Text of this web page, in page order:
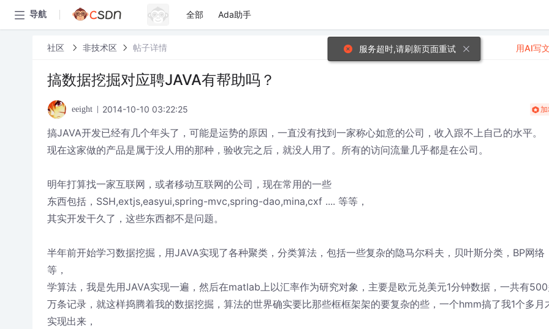
导航 全部 Ada助手
社区 非技术区 帖子详情
搞数据挖掘对应聘JAVA有帮助吗？
eeight 2014-10-10 03:22:25
搞JAVA开发已经有几个年头了，可能是运势的原因，一直没有找到一家称心如意的公司，收入跟不上自己的水平。
现在这家做的产品是属于没人用的那种，验收完之后，就没人用了。所有的访问流量几乎都是在公司。
明年打算找一家互联网，或者移动互联网的公司，现在常用的一些
东西包括，SSH,extjs,easyui,spring-mvc,spring-dao,mina,cxf .... 等等，
其实开发干久了，这些东西都不是问题。
半年前开始学习数据挖掘，用JAVA实现了各种聚类，分类算法，包括一些复杂的隐马尔科夫，贝叶斯分类，BP网络
等，
学算法，我是先用JAVA实现一遍，然后在matlab上以汇率作为研究对象，主要是欧元兑美元1分钟数据，一共有
万条记录，就这样捣腾着我的数据挖掘，算法的世界确实要比那些框框架架的要复杂的些，一个hmm搞了我1个多月
实现出来，
用AI写
服务超时,请刷新页面重试